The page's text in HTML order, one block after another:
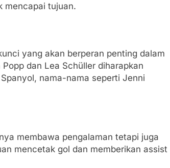
mencapai tujuan.
yang akan berperan penting dalam
dan Lea Schüller diharapkan
nama-nama seperti Jenni
membawa pengalaman tetapi juga
mencetak gol dan memberikan assist